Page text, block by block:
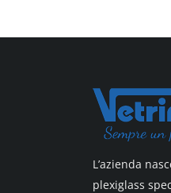
Top
L’azienda
plexiglass